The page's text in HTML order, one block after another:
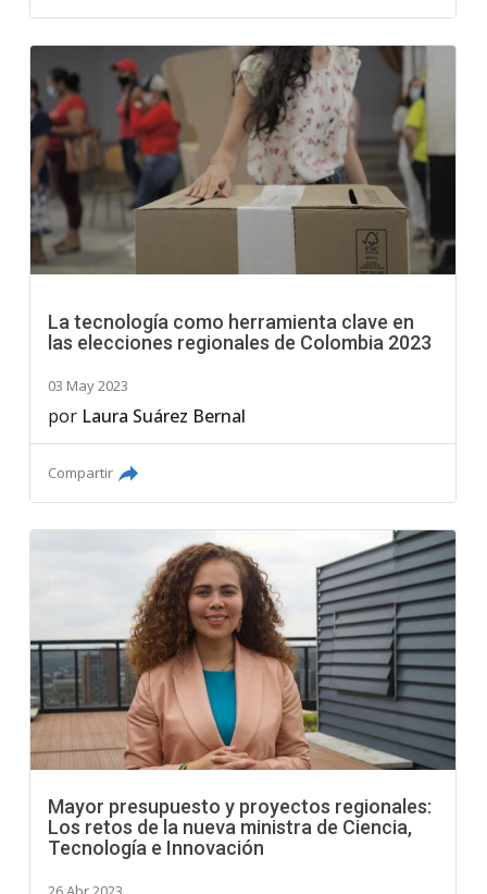
La tecnología como herramienta clave en
las elecciones regionales de Colombia 2023
03 May 2023
por Laura Suárez Bernal
Compartir
Mayor presupuesto y proyectos regionales:
Los retos de la nueva ministra de Ciencia,
Tecnología e Innovación